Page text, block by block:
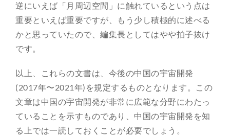
逆にいえば「月周辺空間」に触れているという点は
重要といえば重要ですが、もう少し積極的に述べる
かと思っていたので、編集長としてはやや拍子抜け
です。
以上、これらの文書は、今後の中国の宇宙開発
(2017年〜2021年)を規定するものとなります。この
文章は中国の宇宙開発が非常に広範な分野にわたっ
ていることを示すものであり、中国の宇宙開発を知
る上では一読しておくことが必要でしょう。